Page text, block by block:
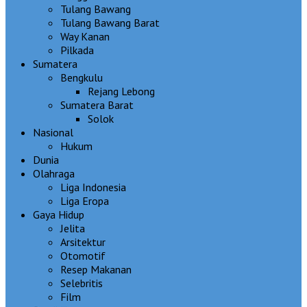
Tulang Bawang
Tulang Bawang Barat
Way Kanan
Pilkada
Sumatera
Bengkulu
Rejang Lebong
Sumatera Barat
Solok
Nasional
Hukum
Dunia
Olahraga
Liga Indonesia
Liga Eropa
Gaya Hidup
Jelita
Arsitektur
Otomotif
Resep Makanan
Selebritis
Film